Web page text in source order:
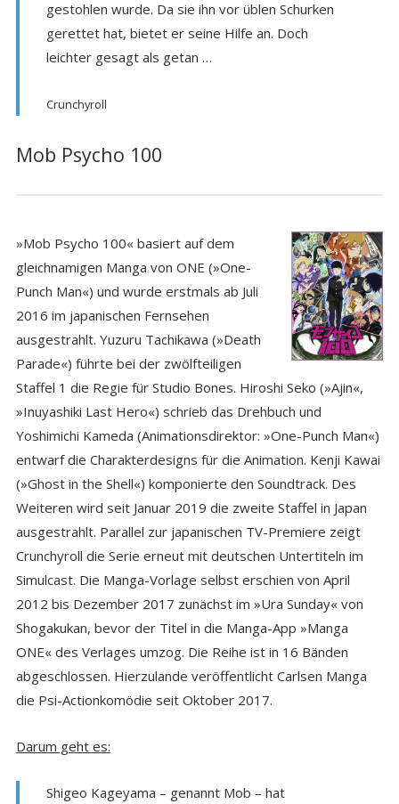
gestohlen wurde. Da sie ihn vor üblen Schurken
gerettet hat, bietet er seine Hilfe an. Doch
leichter gesagt als getan …
Crunchyroll
Mob Psycho 100
»Mob Psycho 100« basiert auf dem
gleichnamigen Manga von ONE (»One-
Punch Man«) und wurde erstmals ab Juli
2016 im japanischen Fernsehen
ausgestrahlt. Yuzuru Tachikawa (»Death
Parade«) führte bei der zwölfteiligen
Staffel 1 die Regie für Studio Bones. Hiroshi Seko (»Ajin«,
»Inuyashiki Last Hero«) schrieb das Drehbuch und
Yoshimichi Kameda (Animationsdirektor: »One-Punch Man«)
entwarf die Charakterdesigns für die Animation. Kenji Kawai
(»Ghost in the Shell«) komponierte den Soundtrack. Des
Weiteren wird seit Januar 2019 die zweite Staffel in Japan
ausgestrahlt. Parallel zur japanischen TV-Premiere zeigt
Crunchyroll die Serie erneut mit deutschen Untertiteln im
Simulcast. Die Manga-Vorlage selbst erschien von April
2012 bis Dezember 2017 zunächst im »Ura Sunday« von
Shogakukan, bevor der Titel in die Manga-App »Manga
ONE« des Verlages umzog. Die Reihe ist in 16 Bänden
abgeschlossen. Hierzulande veröffentlicht Carlsen Manga
die Psi-Actionkomödie seit Oktober 2017.
Darum geht es:
Shigeo Kageyama – genannt Mob – hat